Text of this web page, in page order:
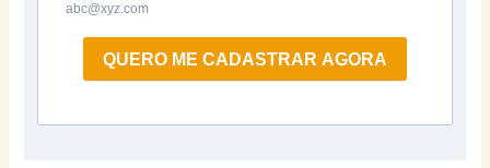
abc@xyz.com
QUERO ME CADASTRAR AGORA